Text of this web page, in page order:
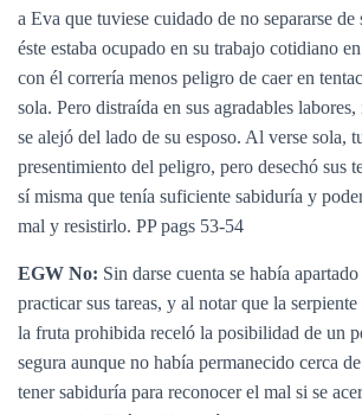
a Eva que tuviese cuidado de no separarse de
éste estaba ocupado en su trabajo cotidiano
con él correría menos peligro de caer en
sola. Pero distraída en sus agradables
se alejó del lado de su esposo. Al verse sola,
presentimiento del peligro, pero desechó sus
sí misma que tenía suficiente sabiduría y
mal y resistirlo. PP pags 53-54
EGW No: Sin darse cuenta se había
practicar sus tareas, y al notar que la
la fruta prohibida receló la posibilidad de un
segura aunque no había permanecido cerca
tener sabiduría para reconocer el mal si se